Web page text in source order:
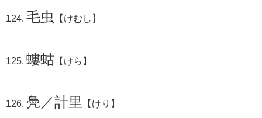
毛虫 【けむし】
螻蛄 【けら】
鳧／計里 【けり】